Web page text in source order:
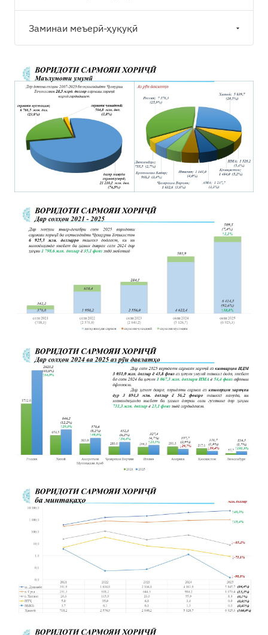
Заминаи меъерӣ-ҳуқуқӣ